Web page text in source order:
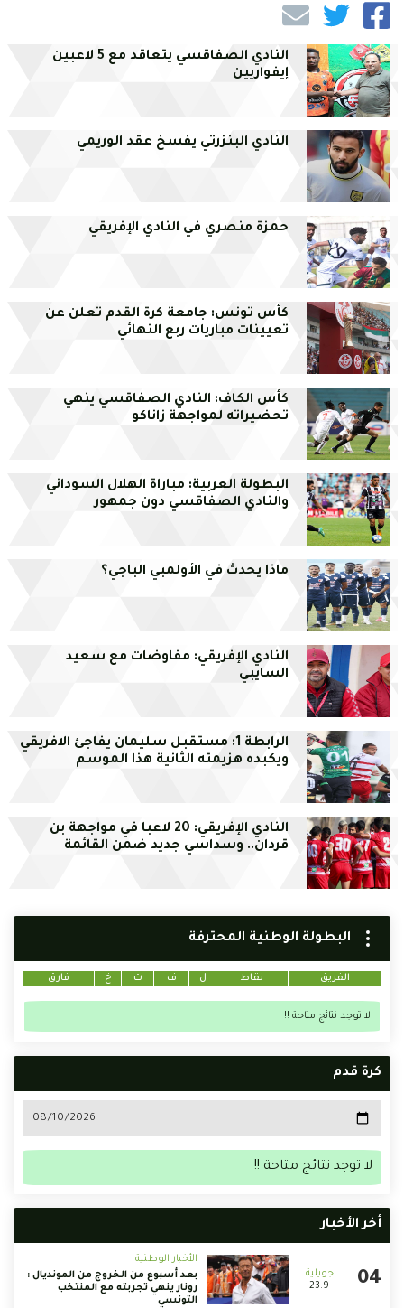
النادي الصفاقسي يتعاقد مع 5 لاعبين
إيفواريين
النادي البنزرتي يفسخ عقد الوريمي
حمزة منصري في النادي الإفريقي
كأس تونس: جامعة كرة القدم تعلن عن
تعيينات مباريات ربع النهائي
كأس الكاف: النادي الصفاقسي ينهي
تحضيراته لمواجهة زاناكو
البطولة العربية: مباراة الهلال السوداني
والنادي الصفاقسي دون جمهور
ماذا يحدث في الأولمبي الباجي؟
النادي الإفريقي: مفاوضات مع سعيد
السايبي
الرابطة 1: مستقبل سليمان يفاجئ الافريقي
ويكبده هزيمته الثانية هذا الموسم
النادي الإفريقي: 20 لاعبا في مواجهة بن
قردان.. وسداسي جديد ضمن القائمة
البطولة الوطنية المحترفة
الفريق نقاط ل ف ت خ فارق
لا توجد نتائج متاحة !!
كرة قدم
لا توجد نتائج متاحة !!
أخر الأخبار
23:9
الأخبار الوطنية
بعد أسبوع من الخروج من المونديال :
رونار ينهي تجربته مع المنتخب
التونسي